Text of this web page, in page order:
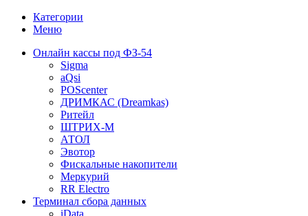
Категории
Меню
Онлайн кассы под ФЗ-54
Sigma
aQsi
POScenter
ДРИМКАС (Dreamkas)
Ритейл
ШТРИХ-М
АТОЛ
Эвотор
Фискальные накопители
Меркурий
RR Electro
Терминал сбора данных
iData